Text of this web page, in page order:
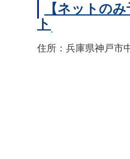
【ネットの
ト
住所：兵庫県神戸市